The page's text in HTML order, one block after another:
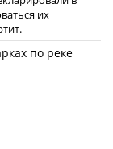
их